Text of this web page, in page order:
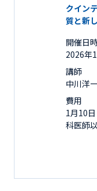
クイン
質と新
開催日
2026年
講師
中川洋
費用
1月10
科医師